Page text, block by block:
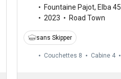
Fountaine Pajot, Elba 45
2023
Road Town
sans Skipper
Couchettes 8 Cabine 4